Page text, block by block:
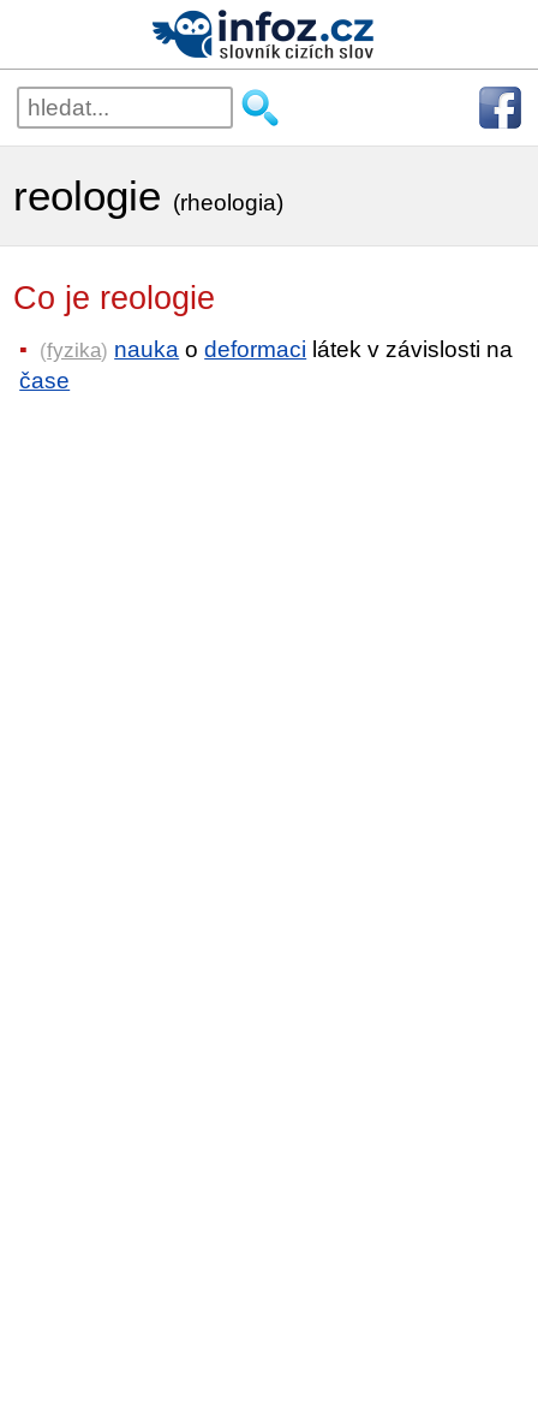
reologie (rheologia)
Co je reologie
(fyzika) nauka odeformaci látek v závislosti na
čase